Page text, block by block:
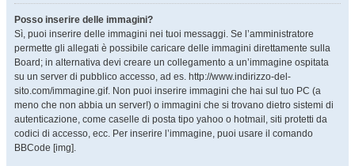
Posso inserire delle immagini?
Sì, puoi inserire delle immagini nei tuoi messaggi. Se l’amministratore
permette gli allegati è possibile caricare delle immagini direttamente sulla
Board; in alternativa devi creare un collegamento a un’immagine ospitata
su un server di pubblico accesso, ad es. http://www.indirizzo-del-
sito.com/immagine.gif. Non puoi inserire immagini che hai sul tuo PC (a
meno che non abbia un server!) o immagini che si trovano dietro sistemi di
autenticazione, come caselle di posta tipo yahoo o hotmail, siti protetti da
codici di accesso, ecc. Per inserire l’immagine, puoi usare il comando
BBCode [img].